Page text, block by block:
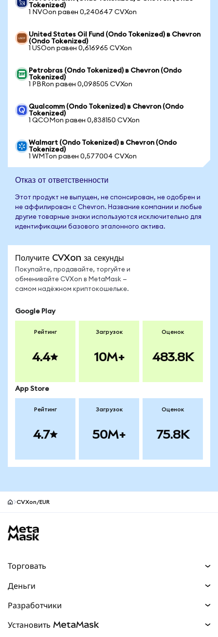
Tokenized)
1 NVOon равен 0,240647 CVXon
United States Oil Fund (Ondo Tokenized) в Chevron
(Ondo Tokenized)
1 USOon равен 0,616965 CVXon
Petrobras (Ondo Tokenized) в Chevron (Ondo
Tokenized)
1 PBRon равен 0,098505 CVXon
Qualcomm (Ondo Tokenized) в Chevron (Ondo
Tokenized)
1 QCOMon равен 0,838150 CVXon
Walmart (Ondo Tokenized) в Chevron (Ondo
Tokenized)
1 WMTon равен 0,577004 CVXon
Отказ от ответственности
Этот продукт не выпущен, не спонсирован, не одобрен и
не аффилирован с Chevron. Название компании и любые
другие товарные знаки используются исключительно для
идентификации базового эталонного актива.
Получите CVXon за секунды
Покупайте, продавайте, торгуйте и
обменивайте CVXon в MetaMask —
самом надёжном криптокошельке.
Google Play
Рейтинг
4.4
Загрузок
10M+
Оценок
483.8K
App Store
Рейтинг
4.7
Загрузок
50M+
Оценок
75.8K
CVXon/EUR
Торговать
Прогнозы
Перпы НОВИНКА
Деньги
mUSD
Разработчики
Установить MetaMask